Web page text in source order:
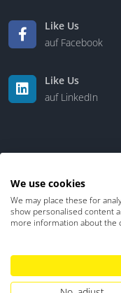
Like Us
auf Facebook
Like Us
auf LinkedIn
We use cookies
We may place these for
show personalised content
more information about the